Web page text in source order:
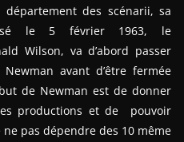
des scénarii, sa
le 5 février 1963, le
Wilson, va d’abord passer
avant d’être fermée
de Newman est de donner
productions et de pouvoir
pas dépendre des 10 même